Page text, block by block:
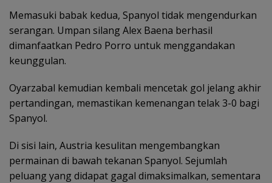
Memasuki babak kedua, Spanyol tidak mengendurkan
serangan. Umpan silang Alex Baena berhasil
dimanfaatkan Pedro Porro untuk menggandakan
keunggulan.
Oyarzabal kemudian kembali mencetak gol jelang akhir
pertandingan, memastikan kemenangan telak 3-0 bagi
Spanyol.
Di sisi lain, Austria kesulitan mengembangkan
permainan di bawah tekanan Spanyol. Sejumlah
peluang yang didapat gagal dimaksimalkan, sementara